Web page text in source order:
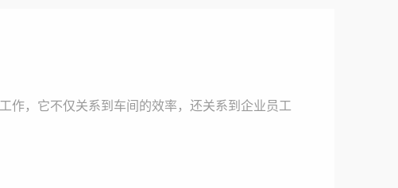
作，它不仅关系到车间的效率，还关系到企业员工